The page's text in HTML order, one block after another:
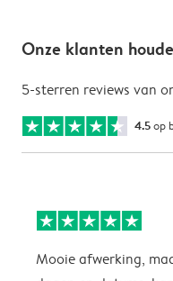
Onze klanten
5-sterren reviews van
4.5op
Mooie afwerking,